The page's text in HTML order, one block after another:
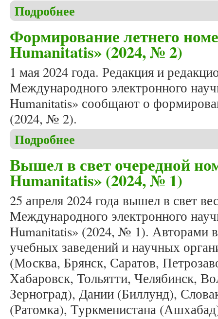
Подробнее
Формирование летнего
Humanitatis» (2024, № 2)
1 мая 2024 года. Редакция и
Международного электронного
Humanitatis» сообщают о
(2024, № 2).
Подробнее
Вышел в свет очередной
Humanitatis» (2024, № 1)
25 апреля 2024 года вышел в свет
Международного электронного
Humanitatis» (2024, № 1). Авторами
учебных заведений и научных
(Москва, Брянск, Саратов,
Хабаровск, Тольятти, Челябинск,
Зерноград), Дании (Биллунд),
(Ратомка), Туркменистана